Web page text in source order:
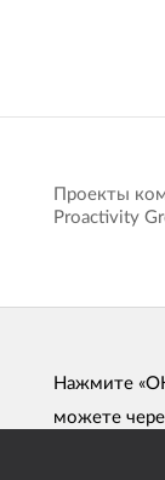
Проекты
Proactivity
Нажмите
можете